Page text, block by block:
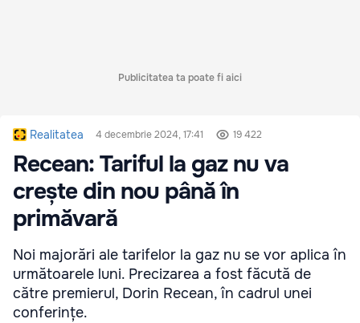
Publicitatea ta poate fi aici
Realitatea 4 decembrie 2024, 17:41 19 422
Recean: Tariful la gaz nu va
crește din nou până în
primăvară
Noi majorări ale tarifelor la gaz nu se vor aplica în
următoarele luni. Precizarea a fost făcută de
către premierul, Dorin Recean, în cadrul unei
conferințe.